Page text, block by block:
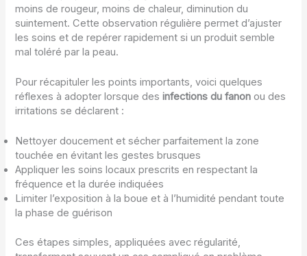
moins de rougeur, moins de chaleur, diminution du
suintement. Cette observation régulière permet d’ajuster
les soins et de repérer rapidement si un produit semble
mal toléré par la peau.
Pour récapituler les points importants, voici quelques
réflexes à adopter lorsque desinfections du fanon ou des
irritations se déclarent :
Nettoyer doucement et sécher parfaitement la zone
touchée en évitant les gestes brusques
Appliquer les soins locaux prescrits en respectant la
fréquence et la durée indiquées
Limiter l’exposition à la boue et à l’humidité pendant toute
la phase de guérison
Ces étapes simples, appliquées avec régularité,